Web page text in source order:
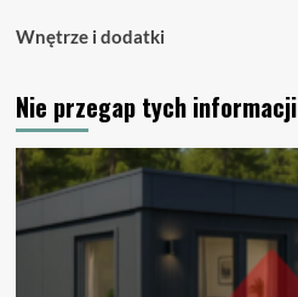
Wnętrze i dodatki
Nie przegap tych informacji